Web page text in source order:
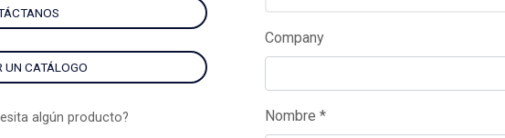
UN CATÁLOGO
algún producto?
Company
Nombre *